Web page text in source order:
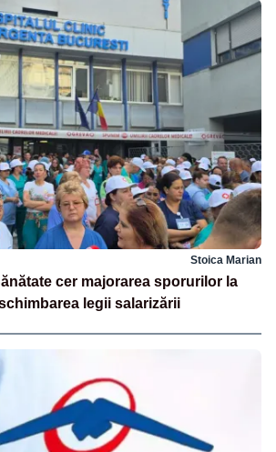
Stoica Marian
cer majorarea sporurilor la
legii salarizării